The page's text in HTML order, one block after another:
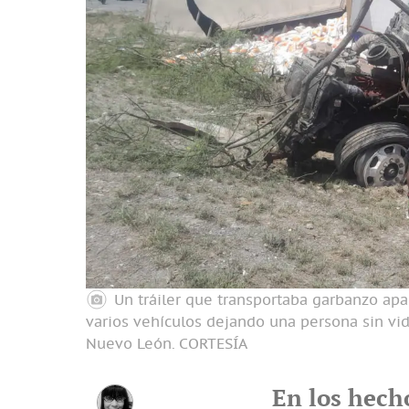
Un tráiler que transportaba garbanzo
varios vehículos dejando una persona sin
Nuevo León. CORTESÍA
En los